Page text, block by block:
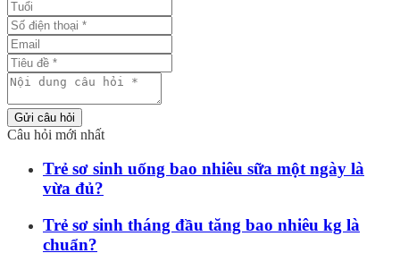
Gửi câu hỏi
Câu hỏi mới nhất
Trẻ sơ sinh uống bao nhiêu sữa một ngày là
vừa đủ?
Trẻ sơ sinh tháng đầu tăng bao nhiêu kg là
chuẩn?